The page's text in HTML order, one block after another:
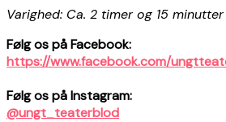
Varighed: Ca. 2 timer og 15
Følg os på Facebook:
https://www.facebook.com/
Følg os på Instagram:
@ungt_teaterblod